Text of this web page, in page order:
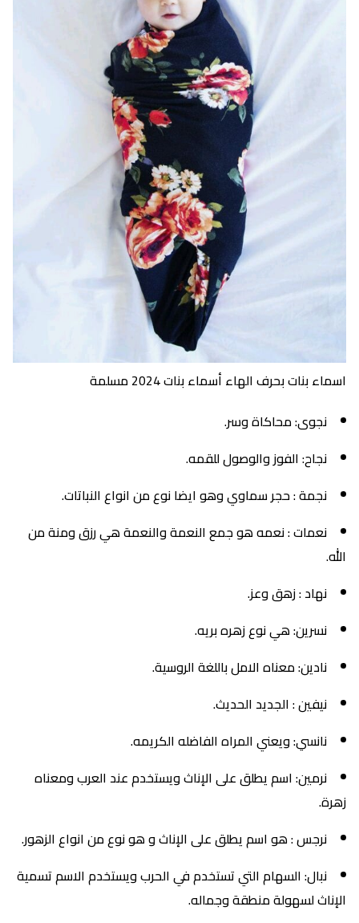
اسماء بنات بحرف الهاء أسماء بنات 2024 مسلمة
نجوى: محاكاة وسر.
نجاح: الفوز والوصول للقمه.
نجمة : حجر سماوي وهو ايضا نوع من انواع النباتات.
نعمات : نعمه هو جمع النعمة والنعمة هي رزق ومنة من
الله.
نهاد : زهق وعز.
نسرين: هي نوع زهره بريه.
نادين: معناه الامل باللغة الروسية.
نيفين : الجديد الحديث.
نانسي: ويعني المراه الفاضله الكريمه.
نرمين: اسم يطلق على الإناث ويستخدم عند العرب ومعناه
زهرة.
نرجس : هو اسم يطلق على الإناث و هو نوع من انواع الزهور.
نبال: السهام التي تستخدم في الحرب ويستخدم الاسم تسمية
الإناث لسهولة منطقة وجماله.